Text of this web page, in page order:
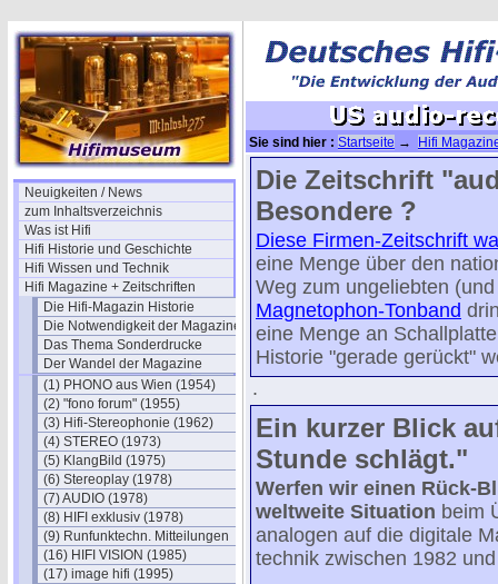
Neuigkeiten / News
zum Inhaltsverzeichnis
Was ist Hifi
Hifi Historie und Geschichte
Hifi Wissen und Technik
Hifi Magazine + Zeitschriften
Die Hifi-Magazin Historie
Die Notwendigkeit der Magazine
Das Thema Sonderdrucke
Der Wandel der Magazine
(1) PHONO aus Wien (1954)
(2) "fono forum" (1955)
(3) Hifi-Stereophonie (1962)
(4) STEREO (1973)
(5) KlangBild (1975)
(6) Stereoplay (1978)
(7) AUDIO (1978)
(8) HIFI exklusiv (1978)
(9) Runfunktechn. Mitteilungen
(16) HIFI VISION (1985)
(17) image hifi (1995)
Sie sind hier : Startseite →
Hifi
1947/1
Die Zeitschrift
Besondere ?
Diese Firmen-Zeitschrift
eine Menge über den
Weg zum ungeliebten
Magnetophon-Tonband
eine Menge an
Historie "gerade gerückt"
.
Ein kurzer Blick
Stunde schlägt."
Werfen wir einen Rück-
weltweite Situation beim
analogen auf die digitale
technik zwischen 1982